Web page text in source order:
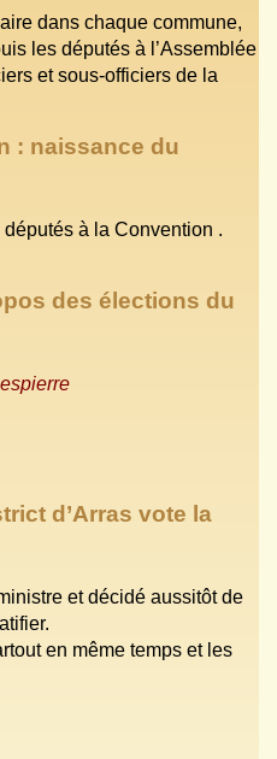
dans chaque commune,
les députés à l’Assemblée
et sous-officiers de la
: naissance du
à la Convention .
des élections du
d’Arras vote la
et décidé aussitôt de
en même temps et les